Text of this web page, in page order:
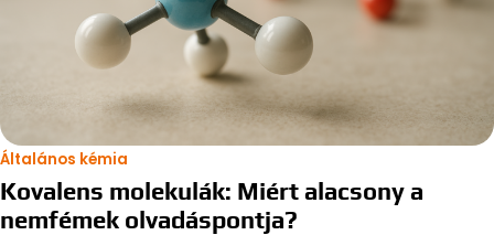
Általános kémia
Kovalens molekulák: Miért alacsony a
nemfémek olvadáspontja?